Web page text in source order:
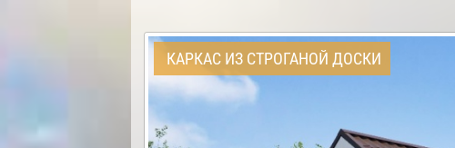
КАРКАС ИЗ СТРОГАНОЙ ДОСКИ